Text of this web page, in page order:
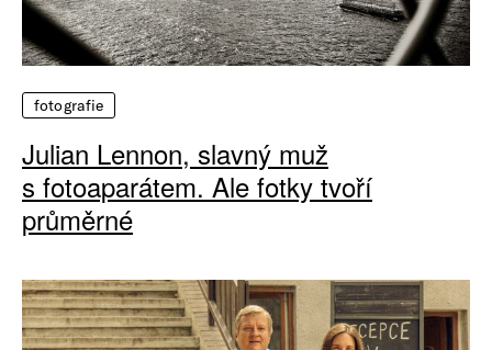
fotografie
Julian Lennon, slavný muž
s fotoaparátem. Ale fotky tvoří
průměrné